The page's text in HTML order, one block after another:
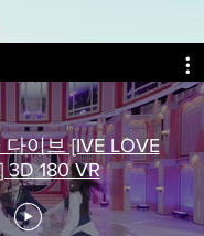
DIVE] 3D 180 VR